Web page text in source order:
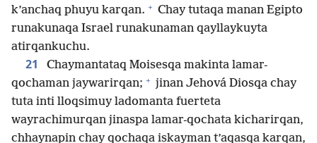
k’anchaq phuyu karqan. + Chay tutaqa manan Egipto
runakunaqa Israel runakunaman qayllaykuyta
atirqankuchu.
21
Chaymantataq Moisesqa makinta lamar-
qochaman jaywarirqan; + jinan Jehová Diosqa chay
tuta inti lloqsimuy ladomanta fuerteta
wayrachimurqan jinaspa lamar-qochata kicharirqan,
chhaynapin chay qochaqa iskayman t’aqasqa karqan,